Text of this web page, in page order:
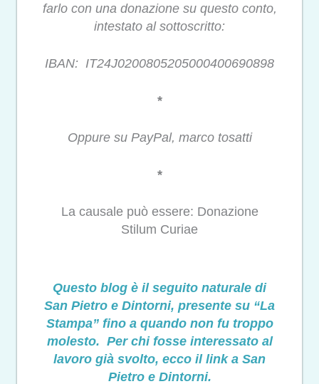
farlo con una donazione su questo conto,
intestato al sottoscritto:
IBAN: IT24J0200805205000400690898
*
Oppure su PayPal, marco tosatti
*
La causale può essere: Donazione
Stilum Curiae
Questo blog è il seguito naturale di
San Pietro e Dintorni, presente su “La
Stampa” fino a quando non fu troppo
molesto. Per chi fosse interessato al
lavoro già svolto, ecco il link a San
Pietro e Dintorni.